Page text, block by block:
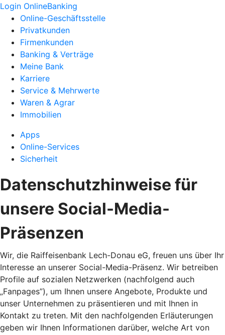
Login OnlineBanking
Online-Geschäftsstelle
Privatkunden
Firmenkunden
Banking & Verträge
Meine Bank
Karriere
Service & Mehrwerte
Waren & Agrar
Immobilien
Apps
Online-Services
Sicherheit
Datenschutzhinweise für
unsere Social-Media-
Präsenzen
Wir, die Raiffeisenbank Lech-Donau eG, freuen uns über Ihr
Interesse an unserer Social-Media-Präsenz. Wir betreiben
Profile auf sozialen Netzwerken (nachfolgend auch
„Fanpages”), um Ihnen unsere Angebote, Produkte und
unser Unternehmen zu präsentieren und mit Ihnen in
Kontakt zu treten. Mit den nachfolgenden Erläuterungen
geben wir Ihnen Informationen darüber, welche Art von